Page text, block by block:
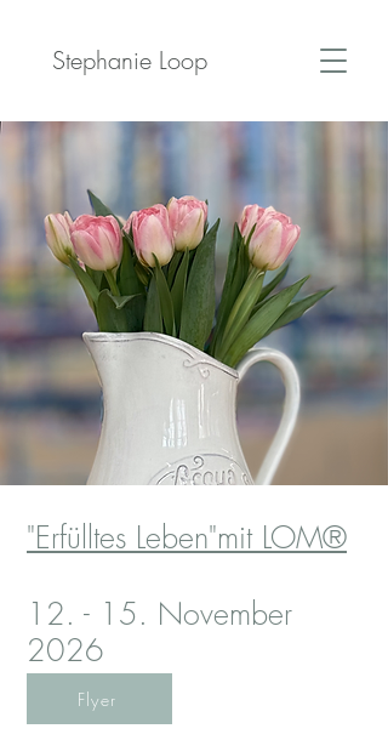
Stephanie Loop
"Erfülltes Leben"mit LOM®
12. - 15. November
2026
Flyer